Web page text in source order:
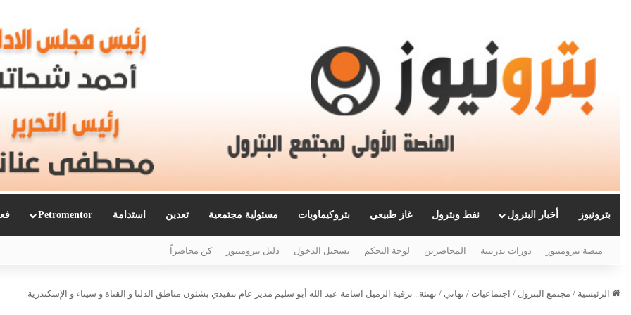
بترونيوز أخبار البترول نفط وبترول غاز طبيعي بتروكيماويات مسئولية مجتمعية تعدين استدامة Petromentor
منصة بترومنتور دورات تدريبية المحاضرين لوحة التحكم تسجيل الدخول دليل بترومنتور كن محاضراً
الرئيسية / مجتمع البترول / اجتماعيات / تهاني / تهنئة.. ترقية الزميل اسامة عبد الله أبو سليم مدير عام تنفيذي بشئون مناطق الدلتا و القناة و سيناء و الإسكندرية